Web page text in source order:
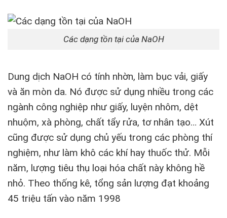
Các dạng tồn tại của NaOH
Dung dịch NaOH có tính nhờn, làm bục vải, giấy
và ăn mòn da. Nó được sử dụng nhiều trong các
ngành công nghiệp như giấy, luyện nhôm, dệt
nhuộm, xà phòng, chất tẩy rửa, tơ nhân tạo… Xút
cũng được sử dụng chủ yếu trong các phòng thí
nghiệm, như làm khô các khí hay thuốc thử. Mỗi
năm, lượng tiêu thụ loại hóa chất này không hề
nhỏ. Theo thống kê, tổng sản lượng đạt khoảng
45 triệu tấn vào năm 1998